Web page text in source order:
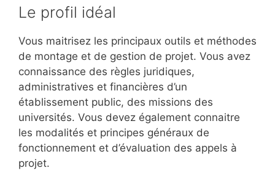
Le profil idéal
Vous maitrisez les principaux outils et méthodes
de montage et de gestion de projet. Vous avez
connaissance des règles juridiques,
administratives et financières d’un
établissement public, des missions des
universités. Vous devez également connaitre
les modalités et principes généraux de
fonctionnement et d’évaluation des appels à
projet.